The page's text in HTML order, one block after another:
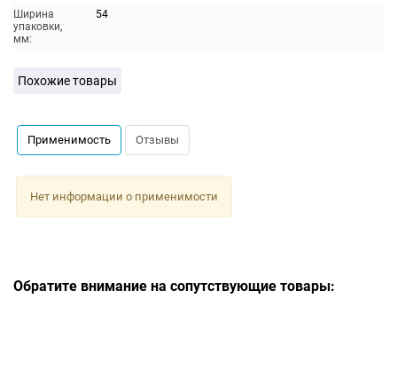
Ширина
упаковки,
мм:
54
Похожие товары
Применимость Отзывы
Нет информации о применимости
Обратите внимание на сопутствующие товары: